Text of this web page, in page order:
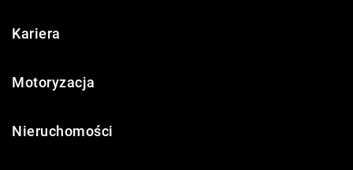
Kariera
Motoryzacja
Nieruchomości